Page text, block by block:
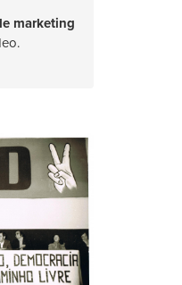
marketing